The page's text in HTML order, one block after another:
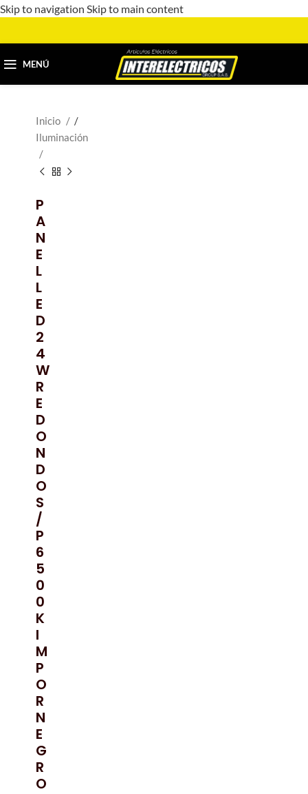
Skip to navigation Skip to main content
MENÚ
Inicio
/
Iluminación
P
A
N
E
L
L
E
D
2
4
W
R
E
D
O
N
D
O
S
/
P
6
5
0
0
K
I
M
P
O
R
N
E
G
R
O